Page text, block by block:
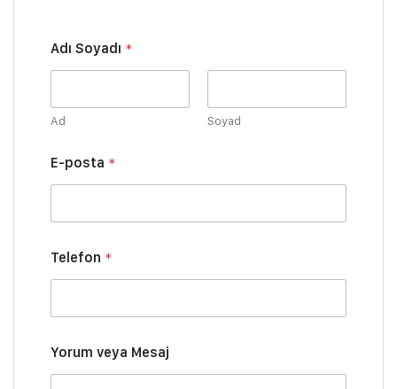
Adı Soyadı *
Ad Soyad
E-posta *
T
e
e
o
n
M
Telefon *
Yorum veya Mesaj